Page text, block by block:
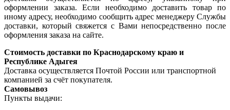
оформлении заказа. Если необходимо доставить товар по
иному адресу, необходимо сообщить адрес менеджеру Службы
доставки, который свяжется с Вами непосредственно после
оформления заказа на сайте.
Стоимость доставки по Краснодарскому краю и
Республике Адыгея
Доставка осуществляется Почтой России или транспортной
компанией за счёт покупателя.
Самовывоз
Пункты выдачи: